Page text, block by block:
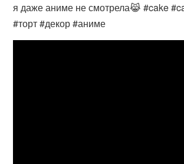
я даже аниме не смотрела😹 #cake
#торт #декор #аниме